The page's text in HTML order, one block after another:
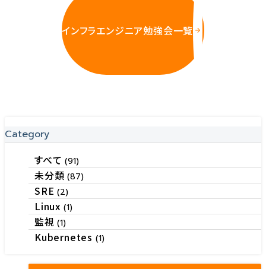
インフラエンジニア勉強会一覧
Category
すべて(91)
未分類(87)
SRE(2)
Linux (1)
監視(1)
Kubernetes (1)